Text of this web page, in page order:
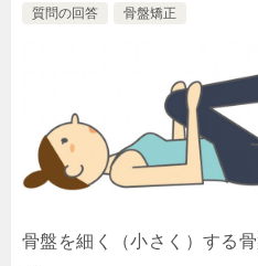
質問の回答
骨盤矯正
骨盤を細く（小さく）する